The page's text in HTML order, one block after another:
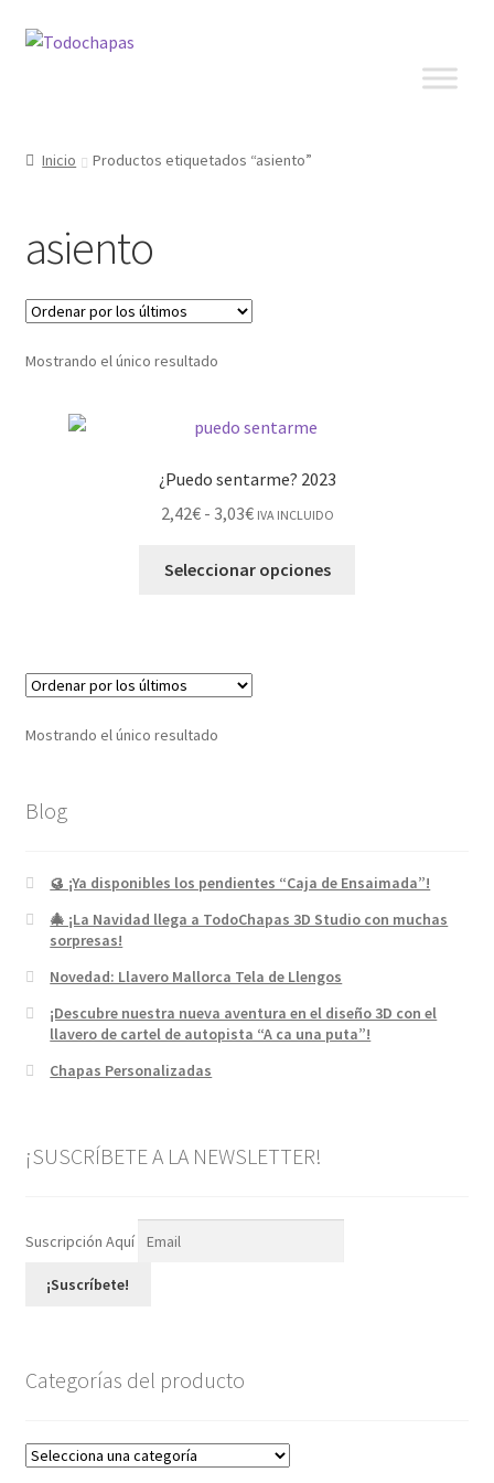
Inicio Productos etiquetados “asiento”
asiento
Mostrando el único resultado
¿Puedo sentarme? 2023
2,42€ - 3,03€ IVA INCLUIDO
Seleccionar opciones
Mostrando el único resultado
Blog
🥮 ¡Ya disponibles los pendientes “Caja de Ensaimada”!
🎄 ¡La Navidad llega a TodoChapas 3D Studio con muchas
sorpresas!
Novedad: Llavero Mallorca Tela de Llengos
¡Descubre nuestra nueva aventura en el diseño 3D con el
llavero de cartel de autopista “A ca una puta”!
Chapas Personalizadas
¡SUSCRÍBETE A LA NEWSLETTER!
Suscripción Aquí
¡Suscríbete!
Categorías del producto